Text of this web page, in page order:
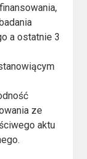
a ostatnie 3
ze
aktu